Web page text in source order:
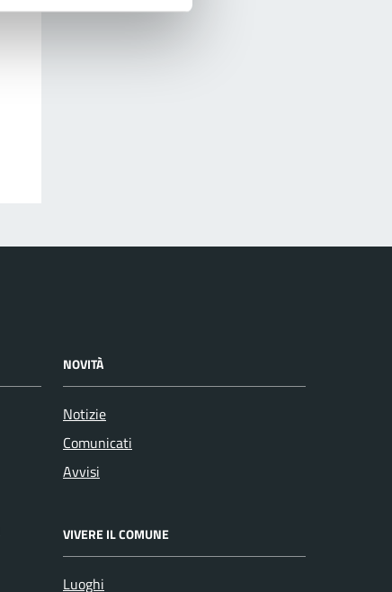
NOVITÀ
Notizie
Comunicati
Avvisi
VIVERE IL COMUNE
Luoghi